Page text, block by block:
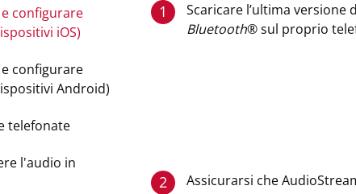
1 Scaricare l’ultima versione
Bluetooth® sul proprio
2
Assicurarsi che
configurare
iOS)
configurare
Android)
telefonate
l'audio in